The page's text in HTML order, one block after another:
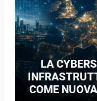
LA
COME